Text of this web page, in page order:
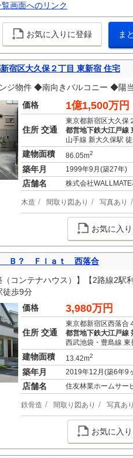
画面へのリンク
お気に入りに登録 ま
宿区大久保２丁目 東新宿 住宅
ジ物件 ◆南向きバルコニー ◆陽
価格
1億1,500万円
住所 交通
東京都新宿区大久保
都営地下鉄大江戸線
山手線 新大久保駅
建物面積 86.05m2
築年月 1999年9月(築27年)
店舗名 株式会社
木造 間取り図あり 写真あり
お気に入
Ｂ？ Ｆｌａｔ 西落合
（コンテナハウス）】【2路線2
徒歩9分
価格
3,980万円
住所 交通
東京都新宿区西落合
都営地下鉄大江戸線
西武池袋・豊島線 東
建物面積 13.42m2
築年月 2019年12月(築6年9
店舗名 住友林業ホームサ
鉄骨造 間取り図あり 写真あり
お気に入